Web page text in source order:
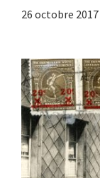
26 octobre 2017